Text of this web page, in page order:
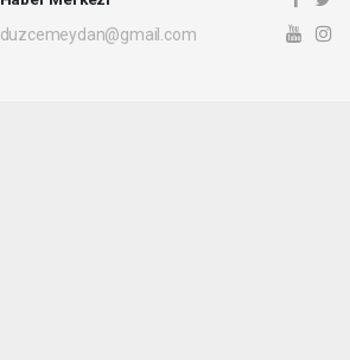
duzcemeydan@gmail.com